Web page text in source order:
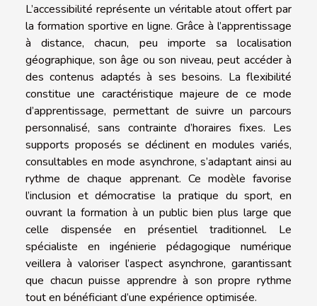
L’accessibilité représente un véritable atout offert par
la formation sportive en ligne. Grâce à l’apprentissage
à distance, chacun, peu importe sa localisation
géographique, son âge ou son niveau, peut accéder à
des contenus adaptés à ses besoins. La flexibilité
constitue une caractéristique majeure de ce mode
d’apprentissage, permettant de suivre un parcours
personnalisé, sans contrainte d’horaires fixes. Les
supports proposés se déclinent en modules variés,
consultables en mode asynchrone, s’adaptant ainsi au
rythme de chaque apprenant. Ce modèle favorise
l’inclusion et démocratise la pratique du sport, en
ouvrant la formation à un public bien plus large que
celle dispensée en présentiel traditionnel. Le
spécialiste en ingénierie pédagogique numérique
veillera à valoriser l’aspect asynchrone, garantissant
que chacun puisse apprendre à son propre rythme
tout en bénéficiant d’une expérience optimisée.